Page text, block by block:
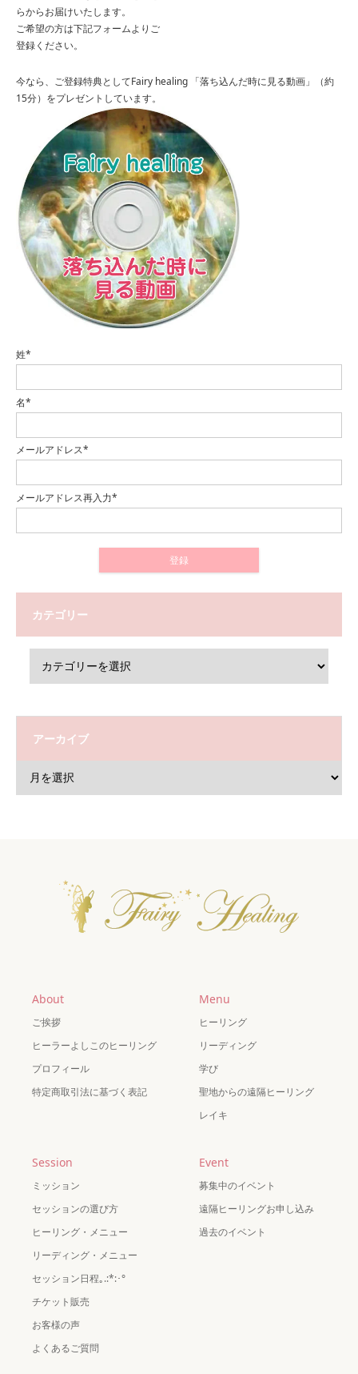
らからお届けいたします。
ご希望の方は下記フォームよりご
登録ください。
今なら、ご登録特典としてFairy healing 「落ち込んだ時に見る動画」（約
15分）をプレゼントしています。
姓*
名*
メールアドレス*
メールアドレス再入力*
カテゴリー
アーカイブ
About
ご挨拶
ヒーラーよしこのヒーリング
プロフィール
特定商取引法に基づく表記
Menu
ヒーリング
リーディング
学び
聖地からの遠隔ヒーリング
レイキ
Session
ミッション
セッションの選び方
ヒーリング・メニュー
リーディング・メニュー
セッション日程｡.:*:･°
チケット販売
お客様の声
よくあるご質問
Event
募集中のイベント
遠隔ヒーリングお申し込み
過去のイベント